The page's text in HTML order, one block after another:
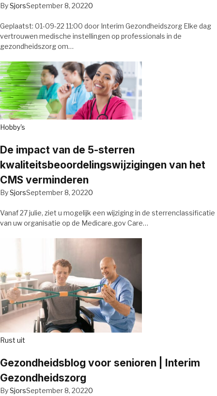
BySjorsSeptember 8, 20220
Geplaatst: 01-09-22 11:00 door Interim Gezondheidszorg Elke dag
vertrouwen medische instellingen op professionals in de
gezondheidszorg om…
Hobby's
De impact van de 5-sterren
kwaliteitsbeoordelingswijzigingen van het
CMS verminderen
BySjorsSeptember 8, 20220
Vanaf 27 julie, ziet u mogelijk een wijziging in de sterrenclassificatie
van uw organisatie op de Medicare.gov Care…
Rust uit
Gezondheidsblog voor senioren | Interim
Gezondheidszorg
BySjorsSeptember 8, 20220